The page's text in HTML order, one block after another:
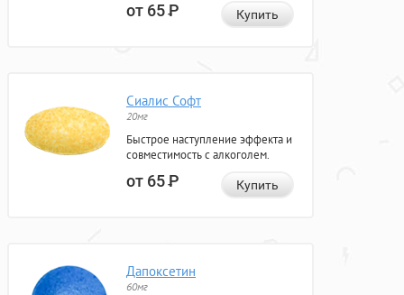
от 65Р Купить
Сиалис Софт
20мг
Быстрое наступление эффекта и
совместимость с алкоголем.
от 65Р Купить
Дапоксетин
60мг